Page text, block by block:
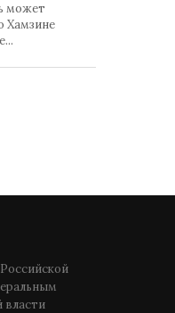
может
Хамзине
власти